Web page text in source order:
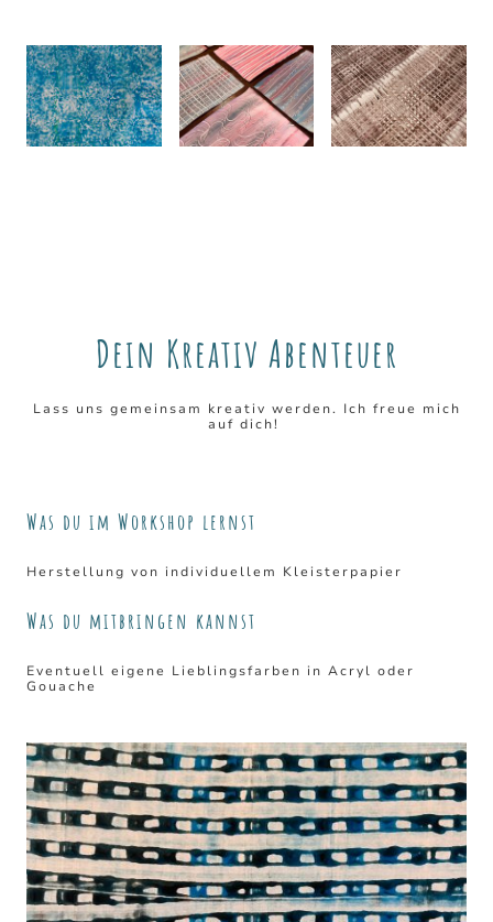
Dein Kreativ Abenteuer
Lass uns gemeinsam kreativ werden. Ich freue mich
auf dich!
Was du im Workshop lernst
Herstellung von individuellem Kleisterpapier
Was du mitbringen kannst
Eventuell eigene Lieblingsfarben in Acryl oder
Gouache